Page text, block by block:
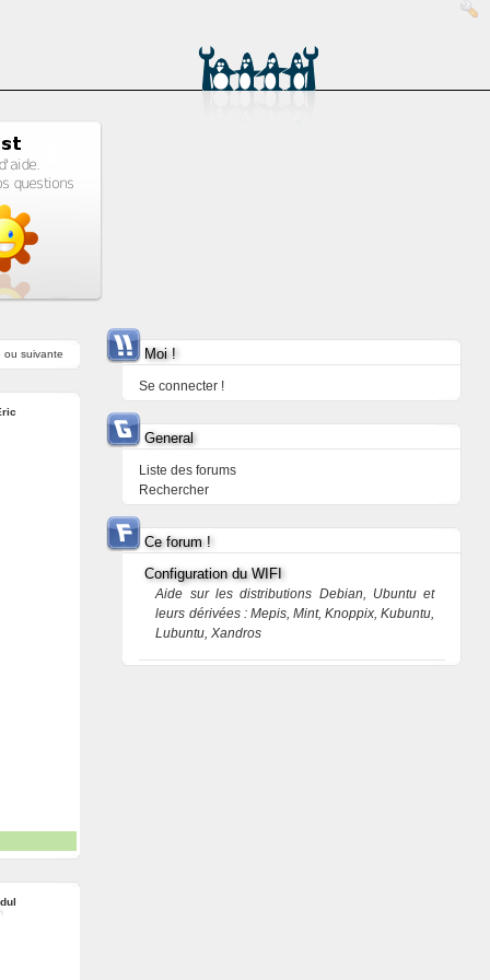
ou suivante Moi !
Se connecter !
General
Liste des forums
Rechercher
Ce forum !
Configuration du WIFI
Aide sur les distributions Debian, Ubuntu et
leurs dérivées : Mepis, Mint, Knoppix, Kubuntu,
Lubuntu, Xandros